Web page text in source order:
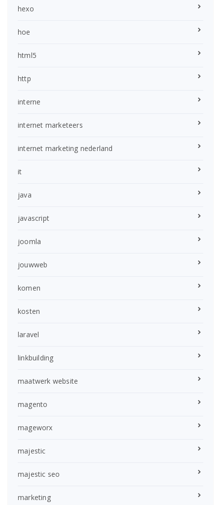
hexo
hoe
html5
http
interne
internet marketeers
internet marketing nederland
it
java
javascript
joomla
jouwweb
komen
kosten
laravel
linkbuilding
maatwerk website
magento
mageworx
majestic
majestic seo
marketing